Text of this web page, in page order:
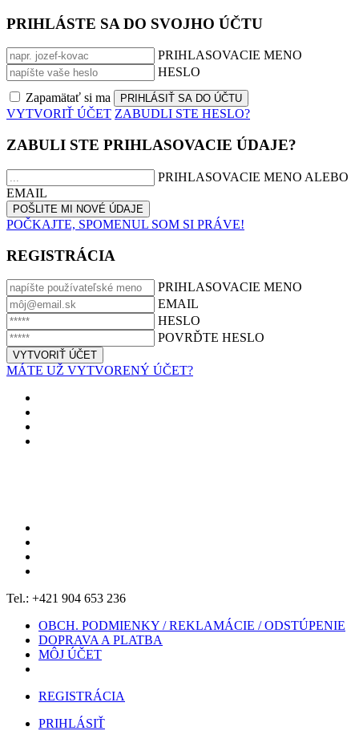
PRIHLÁSTE SA DO SVOJHO ÚČTU
PRIHLASOVACIE MENO
HESLO
Zapamätať si ma
VYTVORIŤ ÚČET ZABUDLI STE HESLO?
ZABULI STE PRIHLASOVACIE ÚDAJE?
PRIHLASOVACIE MENO ALEBO
EMAIL
POČKAJTE, SPOMENUL SOM SI PRÁVE!
REGISTRÁCIA
PRIHLASOVACIE MENO
EMAIL
HESLO
POVRĎTE HESLO
MÁTE UŽ VYTVORENÝ ÚČET?
Tel.: +421 904 653 236
OBCH. PODMIENKY / REKLAMÁCIE / ODSTÚPENIE
DOPRAVA A PLATBA
MÔJ ÚČET
REGISTRÁCIA
PRIHLÁSIŤ